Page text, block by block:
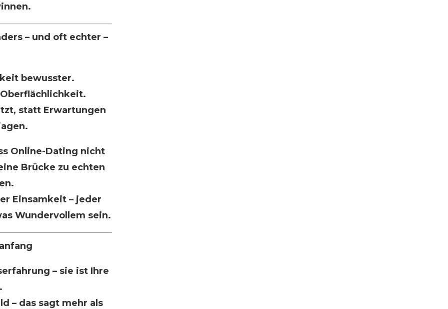
– und oft echter –
bewusster.
statt Erwartungen
Online-Dating nicht
Brücke zu echten
Einsamkeit – jeder
Wundervollem sein.
– sie ist Ihre
– das sagt mehr als